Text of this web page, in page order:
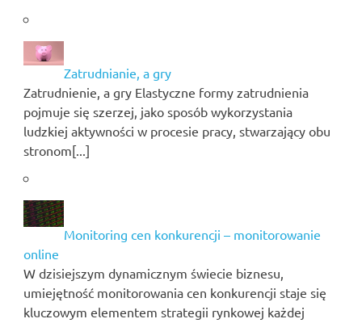
Zatrudnianie, a gry
Zatrudnienie, a gry Elastyczne formy zatrudnienia
pojmuje się szerzej, jako sposób wykorzystania
ludzkiej aktywności w procesie pracy, stwarzający obu
stronom[...]
Monitoring cen konkurencji – monitorowanie
online
W dzisiejszym dynamicznym świecie biznesu,
umiejętność monitorowania cen konkurencji staje się
kluczowym elementem strategii rynkowej każdej